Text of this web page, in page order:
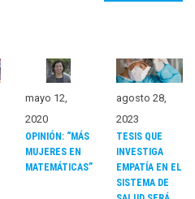
mayo 12,
2020
OPINIÓN: “MÁS
MUJERES EN
MATEMÁTICAS”
agosto 28,
2023
TESIS QUE
INVESTIGA
EMPATÍA EN EL
SISTEMA DE